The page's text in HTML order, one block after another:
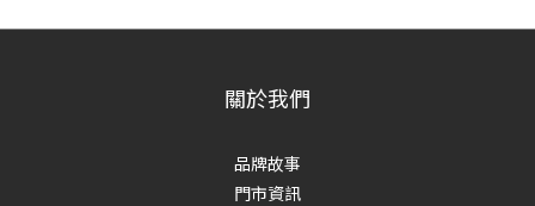
關於我們
品牌故事
門市資訊